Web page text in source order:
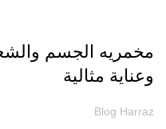
مخمريه الجسم
وعناية مثالية
Blog Harraz